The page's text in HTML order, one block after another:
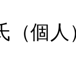
（個